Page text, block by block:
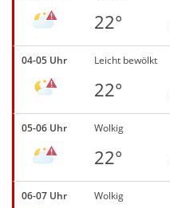
22°
04-05 Uhr Leicht bewölkt
22°
05-06 Uhr Wolkig
22°
06-07 Uhr Wolkig